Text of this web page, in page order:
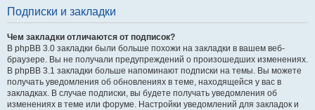
Подписки и закладки
Чем закладки отличаются от подписок?
В phpBB 3.0 закладки были больше похожи на закладки в вашем веб-
браузере. Вы не получали предупреждений о произошедших изменениях.
В phpBB 3.1 закладки больше напоминают подписки на темы. Вы можете
получать уведомления об обновлениях в теме, находящейся у вас в
закладках. В случае подписки, вы будете получать уведомления об
изменениях в теме или форуме. Настройки уведомлений для закладок и